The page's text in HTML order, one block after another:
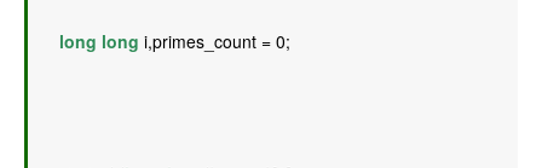
long long i,primes_count = 0;